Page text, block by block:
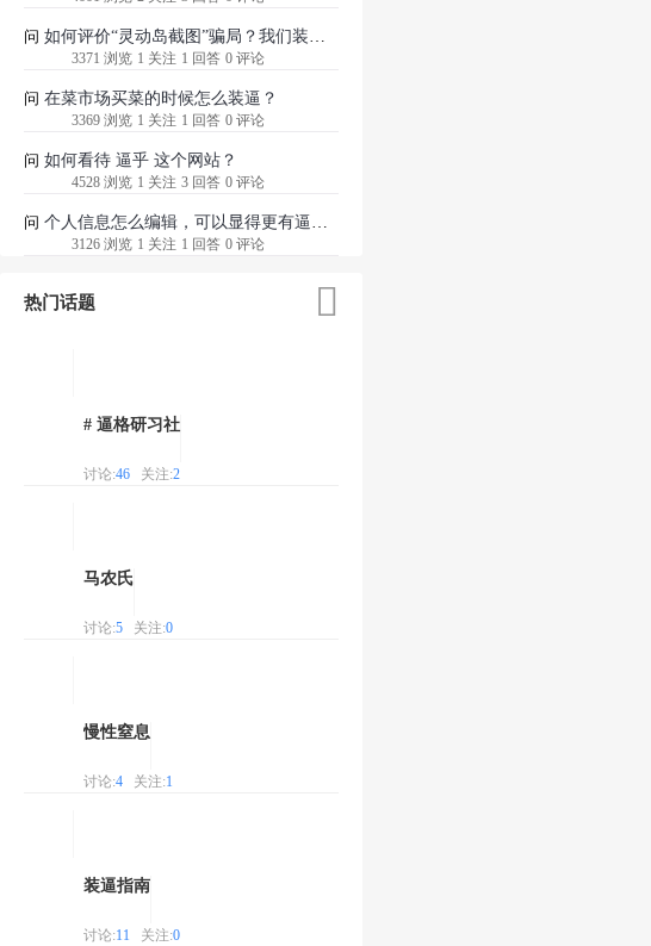
问 如何评价“灵动岛截图”骗局？我们装逼的时候应该注意哪些安全问题？
3371 浏览 1 关注 1 回答 0 评论
问 在菜市场买菜的时候怎么装逼？
3369 浏览 1 关注 1 回答 0 评论
问 如何看待 逼乎 这个网站？
4528 浏览 1 关注 3 回答 0 评论
问 个人信息怎么编辑，可以显得更有逼格？
3126 浏览 1 关注 1 回答 0 评论
热门话题 
# 逼格研习社
讨论:46 关注:2
马农氏
讨论:5 关注:0
慢性窒息
讨论:4 关注:1
装逼指南
讨论:11 关注:0